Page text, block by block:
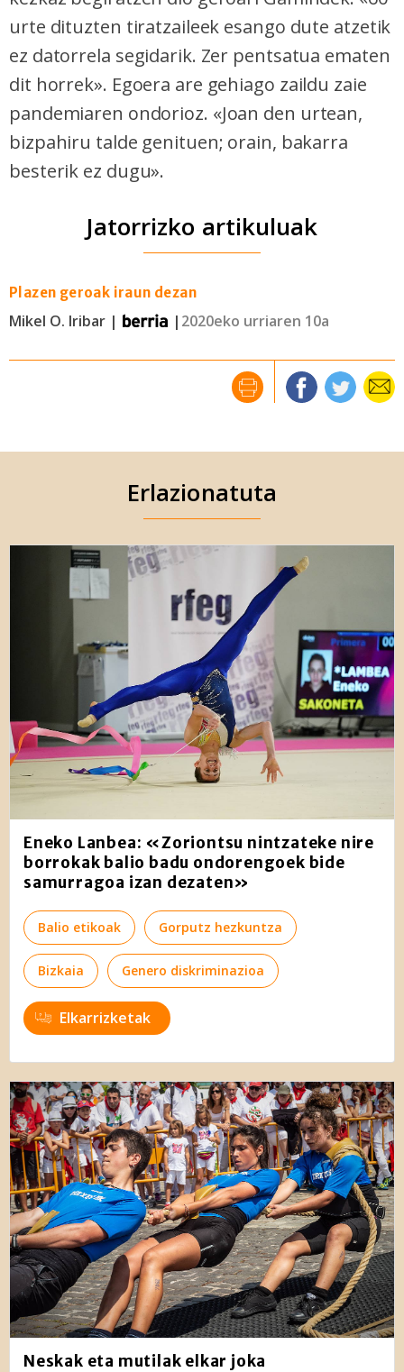
urte dituzten tiratzaileek esango dute atzetik
ez datorrela segidarik. Zer pentsatua ematen
dit horrek». Egoera are gehiago zaildu zaie
pandemiaren ondorioz. «Joan den urtean,
bizpahiru talde genituen; orain, bakarra
besterik ez dugu».
Jatorrizko artikuluak
Plazen geroak iraun dezan
Mikel O. Iribar | | 2020eko urriaren 10a
Erlazionatuta
Eneko Lanbea: «Zoriontsu nintzateke nire
borrokak balio badu ondorengoek bide
samurragoa izan dezaten»
Balio etikoak Gorputz hezkuntza
Bizkaia Genero diskriminazioa
Elkarrizketak
Neskak eta mutilak elkar joka